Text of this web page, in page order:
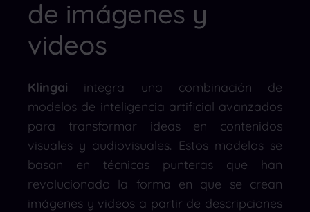
de imágenes y
videos
Klingai integra una combinación de
modelos de inteligencia artificial avanzados
para transformar ideas en contenidos
visuales y audiovisuales. Estos modelos se
basan en técnicas punteras que han
revolucionado la forma en que se crean
imágenes y videos a partir de descripciones